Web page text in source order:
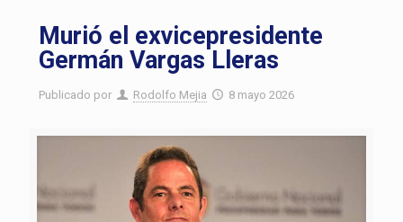
Murió el exvicepresidente
Germán Vargas Lleras
Publicado por Rodolfo Mejia 8 mayo 2026